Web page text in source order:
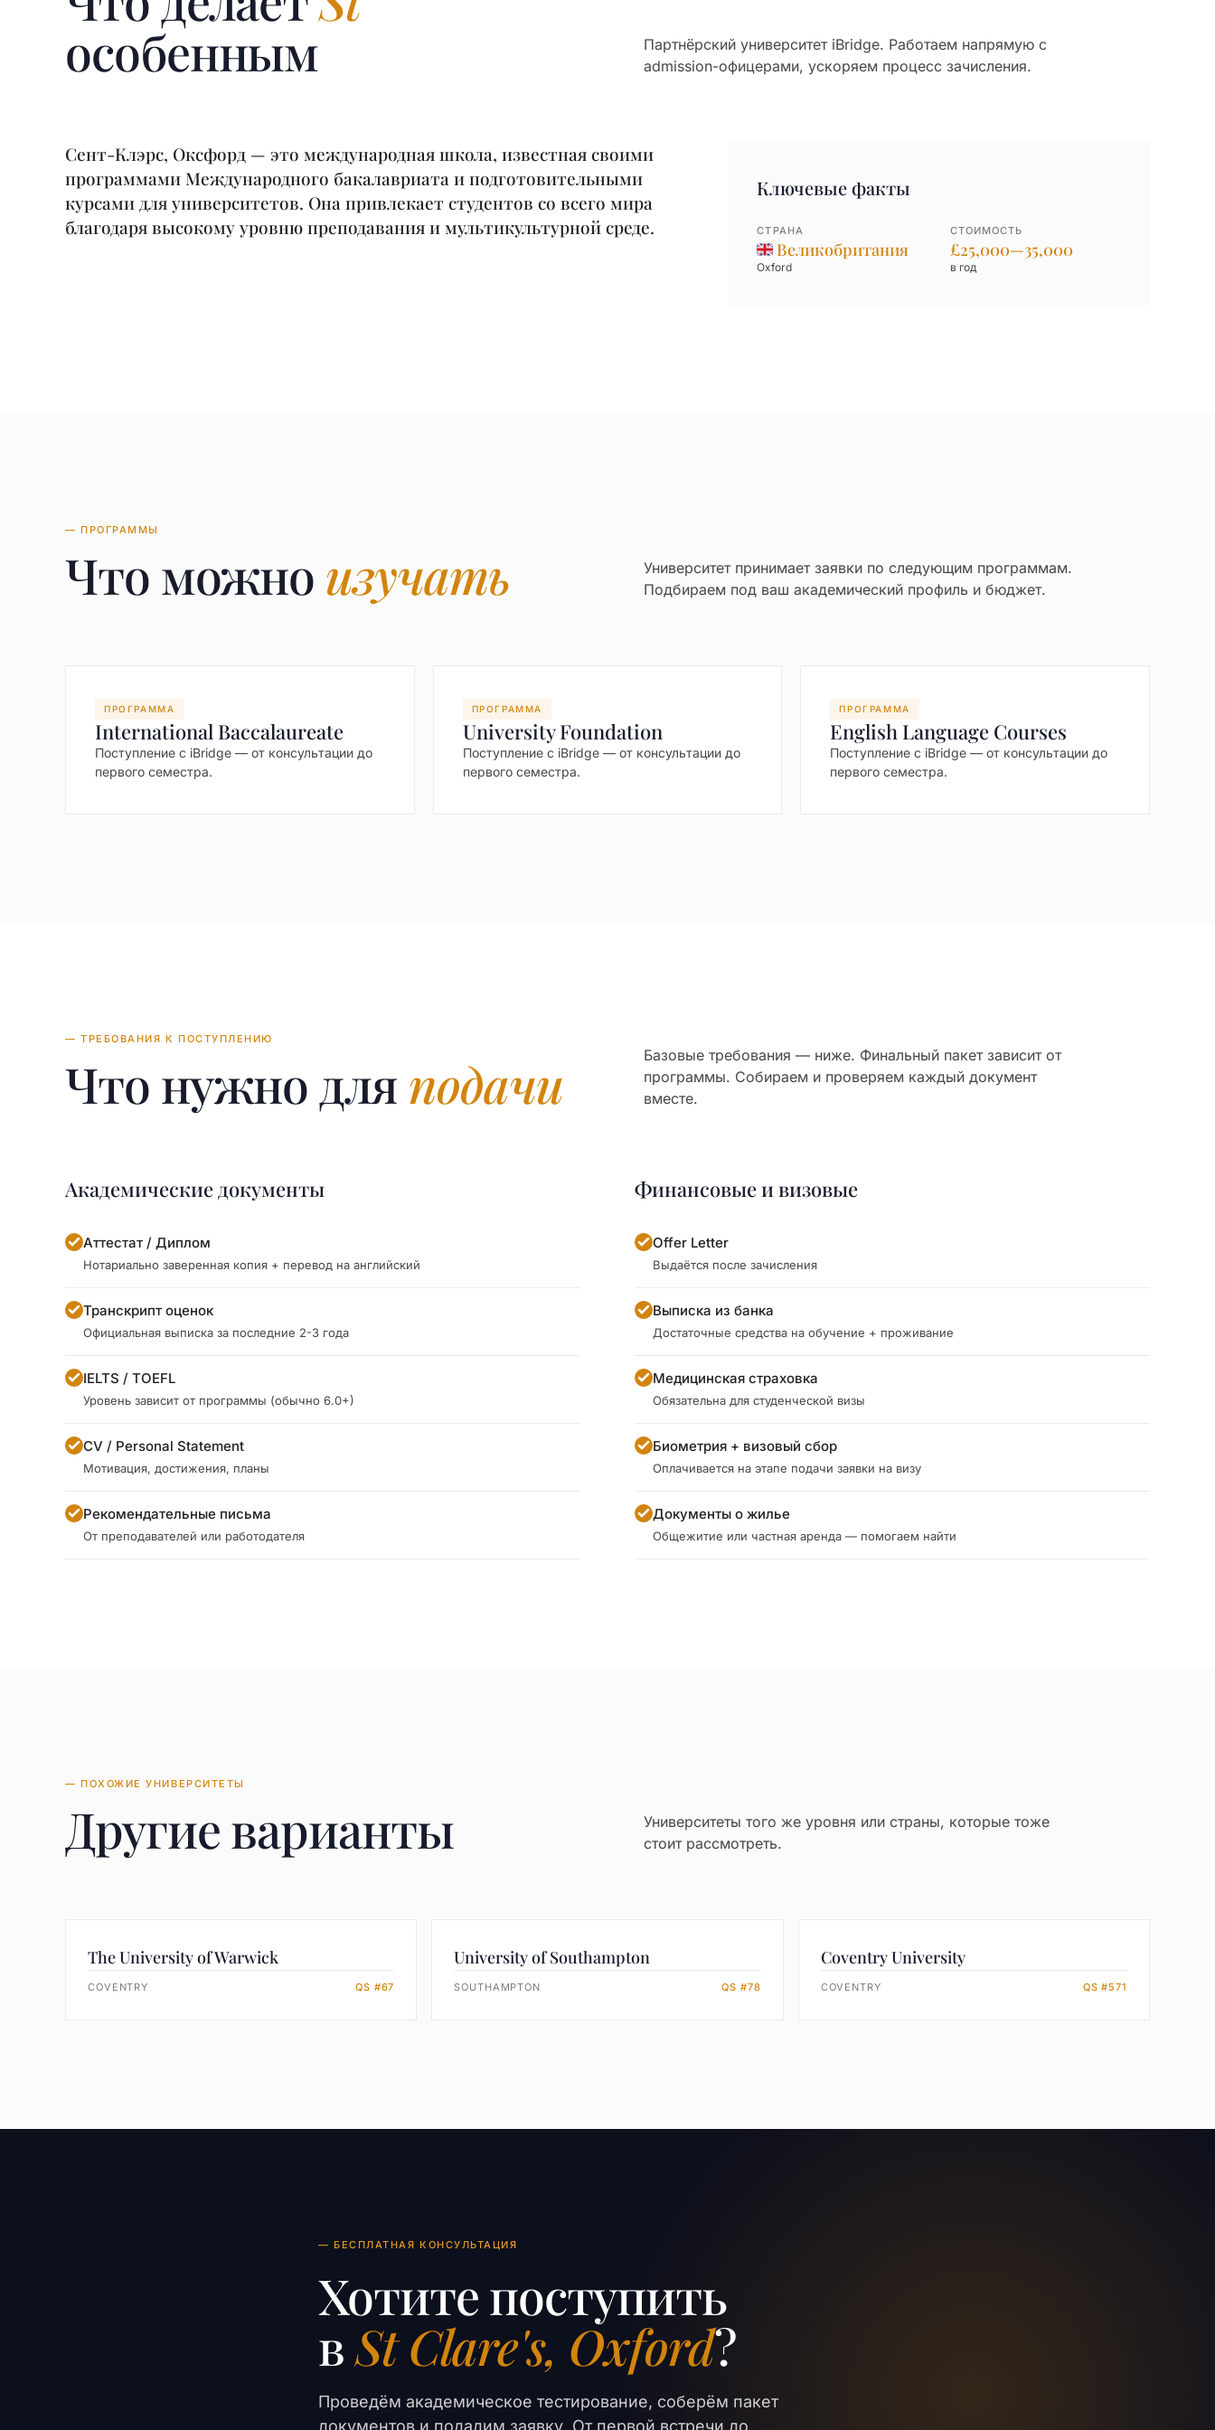
особенным
Партнёрский университет iBridge. Работаем напрямую с
admission-офицерами, ускоряем процесс зачисления.
Сент-Клэрс, Оксфорд — это международная школа, известная своими
программами Международного бакалавриата и подготовительными
курсами для университетов. Она привлекает студентов со всего мира
благодаря высокому уровню преподавания и мультикультурной среде.
Ключевые факты
СТРАНА
Великобритания
Oxford
СТОИМОСТЬ
£25,000—35,000
в год
— ПРОГРАММЫ
Что можноизучать
Университет принимает заявки по следующим программам.
Подбираем под ваш академический профиль и бюджет.
ПРОГРАММА
International Baccalaureate
Поступление с iBridge — от консультации до
первого семестра.
ПРОГРАММА
University Foundation
Поступление с iBridge — от консультации до
первого семестра.
ПРОГРАММА
English Language Courses
Поступление с iBridge — от консультации до
первого семестра.
— ТРЕБОВАНИЯ К ПОСТУПЛЕНИЮ
Что нужно дляподачи
Базовые требования — ниже. Финальный пакет зависит от
программы. Собираем и проверяем каждый документ
вместе.
Академические документы
Аттестат / Диплом
Нотариально заверенная копия + перевод на английский
Транскрипт оценок
Официальная выписка за последние 2-3 года
IELTS / TOEFL
Уровень зависит от программы (обычно 6.0+)
CV / Personal Statement
Мотивация, достижения, планы
Рекомендательные письма
От преподавателей или работодателя
Финансовые и визовые
Offer Letter
Выдаётся после зачисления
Выписка из банка
Достаточные средства на обучение + проживание
Медицинская страховка
Обязательна для студенческой визы
Биометрия + визовый сбор
Оплачивается на этапе подачи заявки на визу
Документы о жилье
Общежитие или частная аренда — помогаем найти
— ПОХОЖИЕ УНИВЕРСИТЕТЫ
Другие варианты
Университеты того же уровня или страны, которые тоже
стоит рассмотреть.
The University of Warwick
COVENTRY QS #67
University of Southampton
SOUTHAMPTON QS #78
Coventry University
COVENTRY QS #571
— БЕСПЛАТНАЯ КОНСУЛЬТАЦИЯ
Хотите поступить
вSt Clare's, Oxford?
Проведём академическое тестирование, соберём пакет
документов и подадим заявку. От первой встречи до